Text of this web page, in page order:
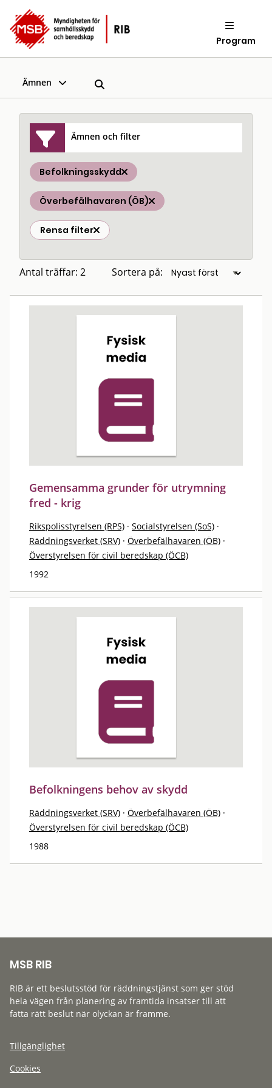
Program
Ämnen
Ämnen och filter
Befolkningsskydd
Överbefälhavaren (ÖB)
Rensa filter
Antal träffar: 2 Sortera på:
Gemensamma grunder för utrymning
fred - krig
Rikspolisstyrelsen (RPS) · Socialstyrelsen (SoS) ·
Räddningsverket (SRV) · Överbefälhavaren (ÖB) ·
Överstyrelsen för civil beredskap (ÖCB)
1992
Befolkningens behov av skydd
Räddningsverket (SRV) · Överbefälhavaren (ÖB) ·
Överstyrelsen för civil beredskap (ÖCB)
1988
MSB RIB
RIB är ett beslutsstöd för räddningstjänst som ger stöd
hela vägen från planering av framtida insatser till att
fatta rätt beslut när olyckan är framme.
Tillgänglighet
Cookies